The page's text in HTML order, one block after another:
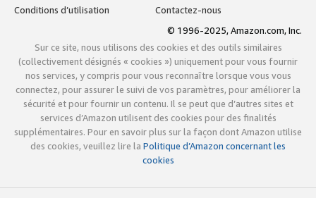
Conditions d’utilisation
Contactez-nous
© 1996-2025, Amazon.com, Inc.
Sur ce site, nous utilisons des cookies et des outils similaires
(collectivement désignés « cookies ») uniquement pour vous fournir
nos services, y compris pour vous reconnaître lorsque vous vous
connectez, pour assurer le suivi de vos paramètres, pour améliorer la
sécurité et pour fournir un contenu. Il se peut que d’autres sites et
services d’Amazon utilisent des cookies pour des finalités
supplémentaires. Pour en savoir plus sur la façon dont Amazon utilise
des cookies, veuillez lire la Politique d’Amazon concernant les
cookies